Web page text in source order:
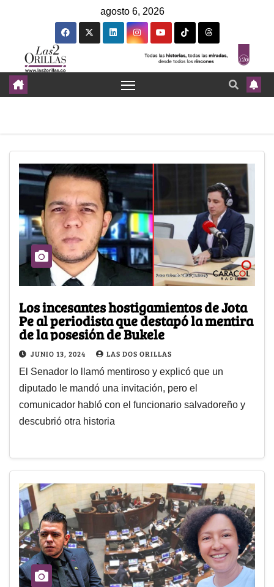
agosto 6, 2026
Los incesantes hostigamientos de Jota
Pe al periodista que destapó la mentira
de la posesión de Bukele
JUNIO 13, 2024 LAS DOS ORILLAS
El Senador lo llamó mentiroso y explicó que un
diputado le mandó una invitación, pero el
comunicador habló con el funcionario salvadoreño y
descubrió otra historia